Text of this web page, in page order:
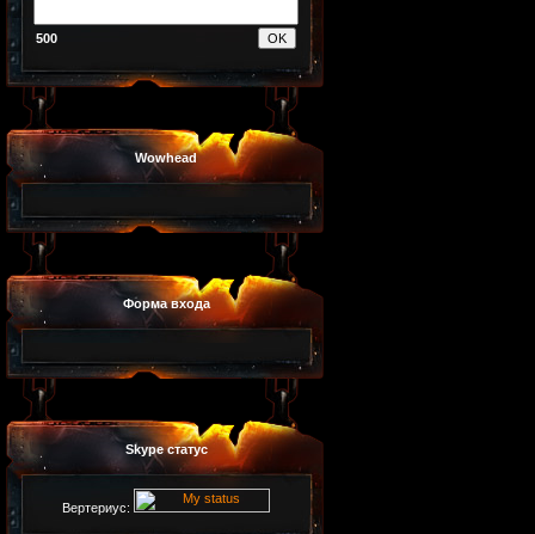
500
Wowhead
Форма входа
Skype статус
Вертериус: